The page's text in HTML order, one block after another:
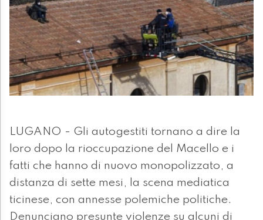
LUGANO - Gli autogestiti tornano a dire la
loro dopo la rioccupazione del Macello e i
fatti che hanno di nuovo monopolizzato, a
distanza di sette mesi, la scena mediatica
ticinese, con annesse polemiche politiche.
Denunciano presunte violenze su alcuni di